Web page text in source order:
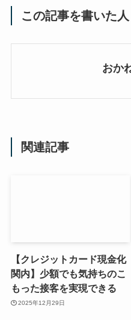
この記事を書いた人
おか
関連記事
【クレジットカード現金化
関内】少額でも気持ちのこ
もった接客を実現できる
2025年12月29日